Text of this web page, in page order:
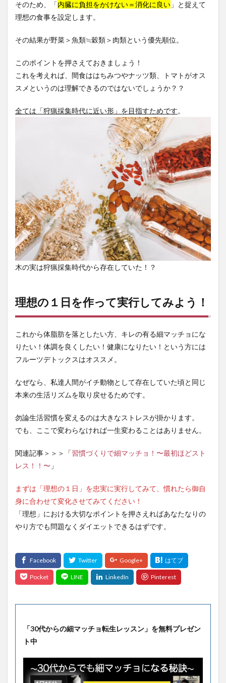
そのため、「内臓に負担をかけない＝消化に良い 」と捉えて
理想の食事を設定します。
その結果が野菜＞魚類≒穀類＞肉類という優先順位。
このポイントを押さえておきましょう！
これを考えれば、間食ははちみつやナッツ類、トマトがオス
スメというのは理解できるのではないでしょうか？？
全ては「狩猟採集時代に近い形」を目指すためです。
木の実は狩猟採集時代から存在していた！？
理想の１日を作って実行してみよう！
これから体脂肪を落としたい方、キレの有る細マッチョにな
りたい！体調を良くしたい！健康になりたい！という方には
フルーツデトックスはオススメ。
なぜなら、私達人間がイチ動物として存在していた頃と同じ
本来の生活リズムを取り戻せるためです。
勿論生活習慣を変えるのは大きなストレスが掛かります。
でも、ここで変わらなければ一生変わることはありません。
関連記事＞＞＞「習慣づくりで細マッチョ！〜最初ほどスト
レス！！〜 」
まずは「理想の１日」を忠実に実行してみて、慣れたら御自
身に合わせて変化させてみてください！
「理想」における大切なポイントを押さえればあなたなりの
やり方でも問題なくダイエットできるはずです。
「30代からの細マッチョ転生レッスン」を無料プレゼン
ト中